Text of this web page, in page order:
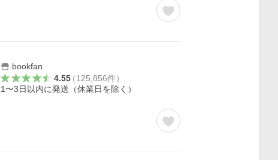
bookfan
4.55（125,856件）
1〜3日以内に発送（休業日を除く）